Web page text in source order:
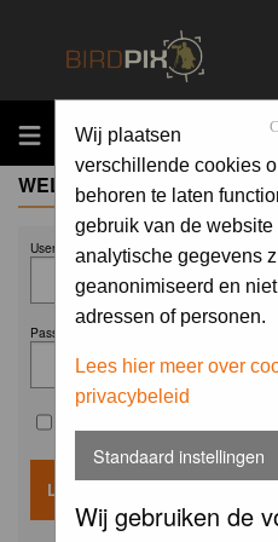
MENU
Wij plaatsen
verschillende cookies
behoren te laten
gebruik van de
analytische gegevens
geanonimiseerd en
adressen of personen.
Lees hier meer over
privacybeleid
Standaard instellingen
Wij gebruiken de
WELCOME GUEST
Username:
Password: